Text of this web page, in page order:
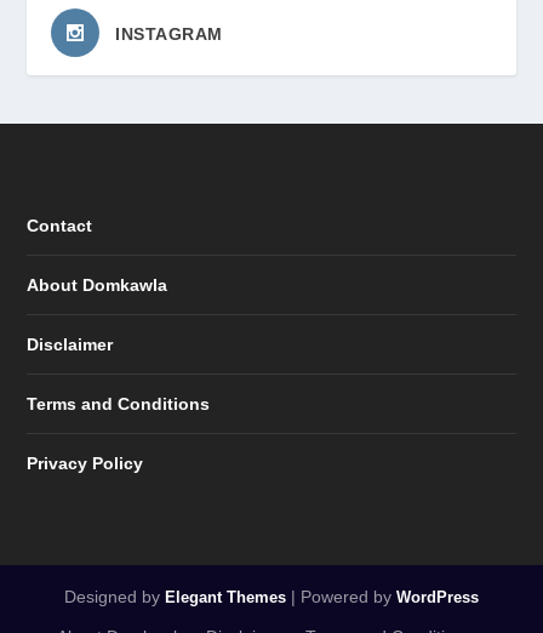
INSTAGRAM
Contact
About Domkawla
Disclaimer
Terms and Conditions
Privacy Policy
Designed by Elegant Themes | Powered by WordPress